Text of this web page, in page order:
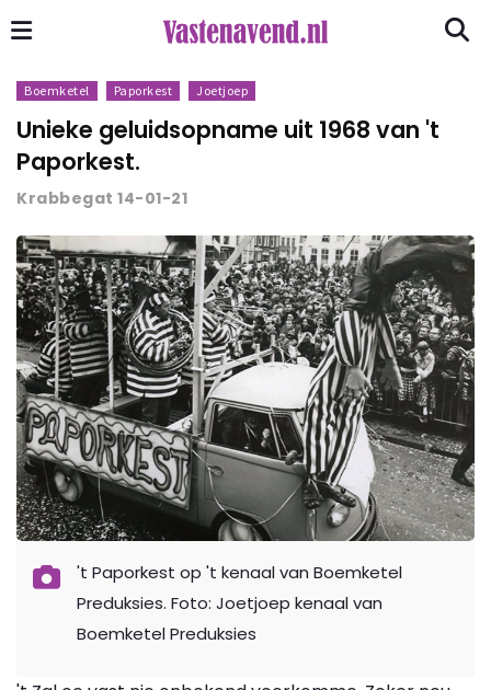
Boemketel Paporkest Joetjoep
Unieke geluidsopname uit 1968 van 't
Paporkest.
Krabbegat 14-01-21
't Paporkest op 't kenaal van Boemketel
Preduksies. Foto: Joetjoep kenaal van
Boemketel Preduksies